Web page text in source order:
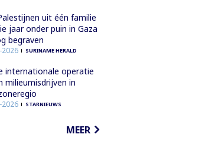
uit één familie
jaar onder puin in Gaza
begraven
2026 SURINAME HERALD
internationale operatie
milieumisdrijven in
2026 STARNIEUWS
MEER